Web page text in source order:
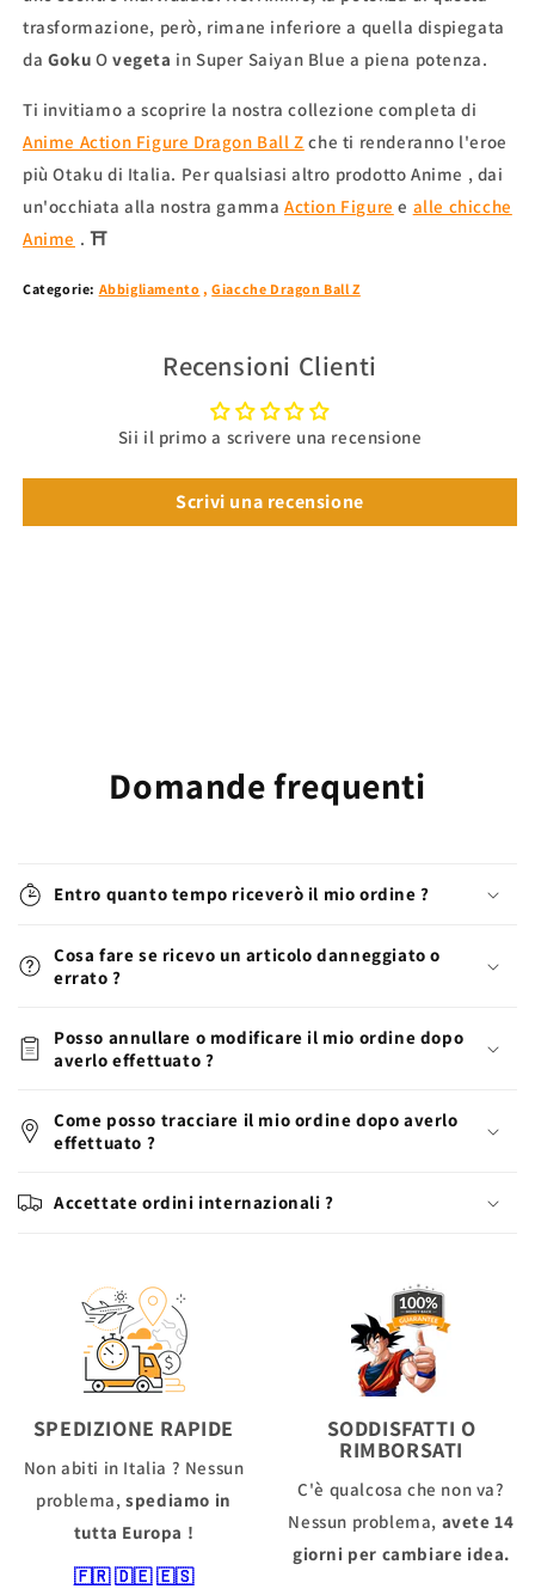
trasformazione, però, rimane inferiore a quella dispiegata
da Goku O vegeta in Super Saiyan Blue a piena potenza.
Ti invitiamo a scoprire la nostra collezione completa di
Anime Action Figure Dragon Ball Z che ti renderanno l'eroe
più Otaku di Italia. Per qualsiasi altro prodotto Anime , dai
un'occhiata alla nostra gammaAction Figure e alle chicche
Anime . ⛩
Categorie: Abbigliamento ,Giacche Dragon Ball Z
Recensioni Clienti
Sii il primo a scrivere una recensione
Scrivi una recensione
Domande frequenti
Entro quanto tempo riceverò il mio ordine ?
Cosa fare se ricevo un articolo danneggiato o
errato ?
Posso annullare o modificare il mio ordine dopo
averlo effettuato ?
Come posso tracciare il mio ordine dopo averlo
effettuato ?
Accettate ordini internazionali ?
SPEDIZIONE RAPIDE
Non abiti in Italia ? Nessun
problema, spediamo in
tutta Europa !
🇫🇷🇩🇪🇪🇸
SODDISFATTI O
RIMBORSATI
C'è qualcosa che non va?
Nessun problema, avete 14
giorni per cambiare idea.